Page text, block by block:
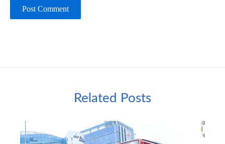
Related Posts